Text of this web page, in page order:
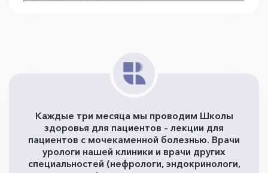
Каждые три месяца мы проводим Школы
здоровья для пациентов – лекции для
пациентов с мочекаменной болезнью. Врачи
урологи нашей клиники и врачи других
специальностей (нефрологи, эндокринологи,